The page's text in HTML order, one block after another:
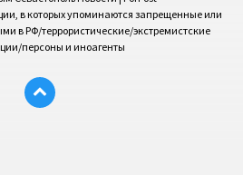
в которых упоминаются запрещенные или
в РФ/террористические/экстремистские
персоны и иноагенты